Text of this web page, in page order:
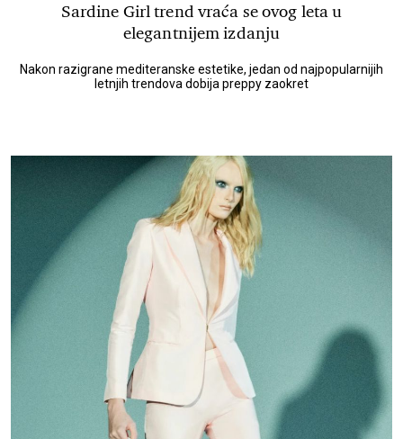
Sardine Girl trend vraća se ovog leta u
elegantnijem izdanju
Nakon razigrane mediteranske estetike, jedan od najpopularnijih
letnjih trendova dobija preppy zaokret